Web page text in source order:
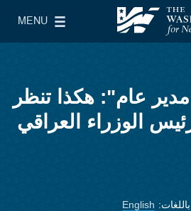
الأدنى
MENU
Main Menu
عام": هكذا تنظر
الوزراء العراقي
English